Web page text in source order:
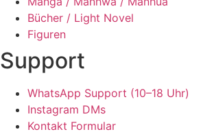
Bücher / Light Novel
Figuren
Support
WhatsApp Support (10–18 Uhr)
Instagram DMs
Kontakt Formular